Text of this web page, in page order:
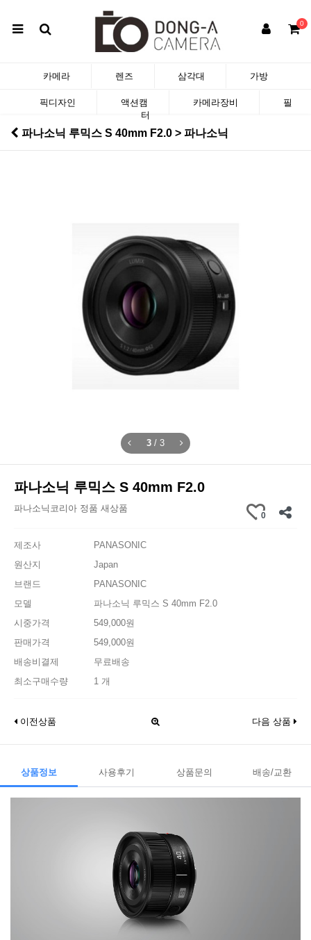
0
카메라 렌즈 삼각대 가방
픽디자인 액션캠 카메라장비
필
터
파나소닉 루믹스 S 40mm F2.0 > 파나소닉
1 / 3
파나소닉 루믹스 S 40mm F2.0
파나소닉코리아 정품 새상품
0
제조사
PANASONIC
원산지
Japan
브랜드
PANASONIC
모델
파나소닉 루믹스 S 40mm F2.0
시중가격
549,000원
판매가격
549,000원
배송비결제
무료배송
최소구매수량
1 개
이전상품 다음 상품
상품정보 사용후기 상품문의 배송/교환